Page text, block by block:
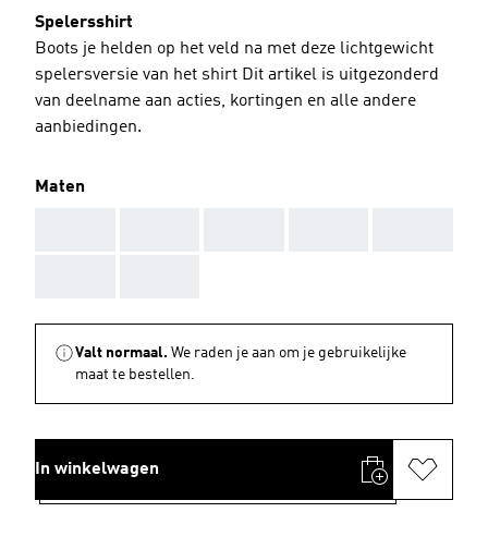
Spelersshirt
Boots je helden op het veld na met deze lichtgewicht
spelersversie van het shirt Dit artikel is uitgezonderd
van deelname aan acties, kortingen en alle andere
aanbiedingen.
Maten
Valt normaal. We raden je aan om je gebruikelijke
maat te bestellen.
In winkelwagen